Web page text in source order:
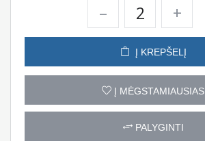
– +
Į KREPŠELĮ
Į MĖGSTAMIAUSIAS
PALYGINTI